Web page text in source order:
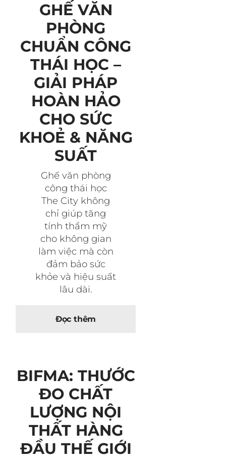
GHẾ VĂN
PHÒNG
CHUẨN CÔNG
THÁI HỌC –
GIẢI PHÁP
HOÀN HẢO
CHO SỨC
KHOẺ & NĂNG
SUẤT
Ghế văn phòng
công thái học
The City không
chỉ giúp tăng
tính thẩm mỹ
cho không gian
làm việc mà còn
đảm bảo sức
khỏe và hiệu suất
lâu dài.
Đọc thêm
BIFMA: THƯỚC
ĐO CHẤT
LƯỢNG NỘI
THẤT HÀNG
ĐẦU THẾ GIỚI